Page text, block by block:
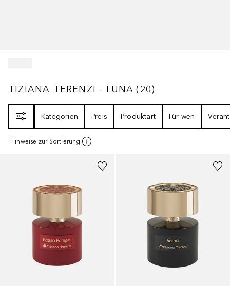
TIZIANA TERENZI - LUNA20
TIZIANA TERENZI - LUNA (20)
Kategorien
Preis Produktart Für wen
Hinweise zur Sortierung